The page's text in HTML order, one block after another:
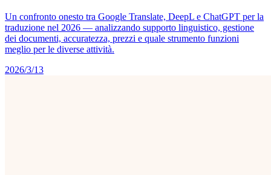
Un confronto onesto tra Google Translate, DeepL e ChatGPT per la
traduzione nel 2026 — analizzando supporto linguistico, gestione
dei documenti, accuratezza, prezzi e quale strumento funzioni
meglio per le diverse attività.
2026/3/13